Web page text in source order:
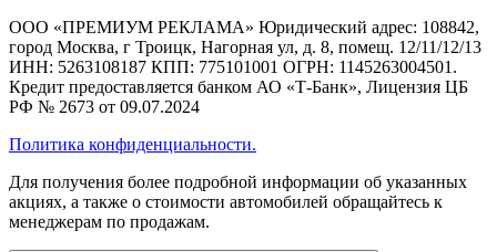
ООО «ПРЕМИУМ РЕКЛАМА» Юридический адрес: 108842,
город Москва, г Троицк, Нагорная ул, д. 8, помещ. 12/11/12/13
ИНН: 5263108187 КПП: 775101001 ОГРН: 1145263004501.
Кредит предоставляется банком АО «Т-Банк», Лицензия ЦБ
РФ № 2673 от 09.07.2024
Политика конфиденциальности.
Для получения более подробной информации об указанных
акциях, а также о стоимости автомобилей обращайтесь к
менеджерам по продажам.